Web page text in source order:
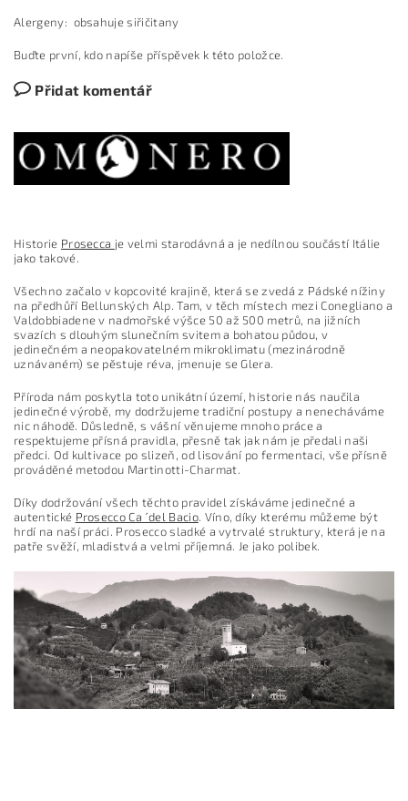
Alergeny: obsahuje siřičitany
Buďte první, kdo napíše příspěvek k této položce.
Přidat komentář
Historie Prosecca je velmi starodávná a je nedílnou součástí Itálie
jako takové.
Všechno začalo v kopcovité krajině, která se zvedá z Pádské nížiny
na předhůří Bellunských Alp. Tam, v těch místech mezi Conegliano a
Valdobbiadene v nadmořské výšce 50 až 500 metrů, na jižních
svazích s dlouhým slunečním svitem a bohatou půdou, v
jedinečném a neopakovatelném mikroklimatu (mezinárodně
uznávaném) se pěstuje réva, jmenuje se Glera.
Příroda nám poskytla toto unikátní území, historie nás naučila
jedinečné výrobě, my dodržujeme tradiční postupy a nenecháváme
nic náhodě. Důsledně, s vášní věnujeme mnoho práce a
respektujeme přísná pravidla, přesně tak jak nám je předali naši
předci. Od kultivace po slizeň, od lisování po fermentaci, vše přísně
prováděné metodou Martinotti-Charmat.
Díky dodržování všech těchto pravidel získáváme jedinečné a
autentické Prosecco Ca ´ del Bacio. Víno, díky kterému můžeme být
hrdí na naší práci. Prosecco sladké a vytrvalé struktury, která je na
patře svěží, mladistvá a velmi příjemná. Je jako polibek.